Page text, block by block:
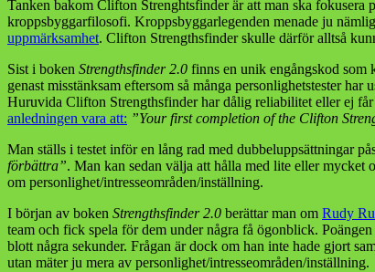
Tanken bakom Clifton Strenghtsfinder är att man ska fokusera
kroppsbyggarfilosofi. Kroppsbyggarlegenden menade ju
uppmärksamhet. Clifton Strengthsfinder skulle därför alltså
Sist i boken Strengthsfinder 2.0 finns en unik engångskod som
genast misstänksam eftersom så många personlighetstester har
Huruvida Clifton Strengthsfinder har dålig reliabilitet eller ej
anledningen vara att: ”Your first completion of the Clifton
Man ställs i testet inför en lång rad med dubbeluppsättningar
förbättra”. Man kan sedan välja att hålla med lite eller mycket
om personlighet/intresseområden/inställning.
I början av boken Strengthsfinder 2.0 berättar man om Rudy
team och fick spela för dem under några få ögonblick.
blott några sekunder. Frågan är dock om han inte hade gjort
utan mäter ju mera av personlighet/intresseområden/inställning.